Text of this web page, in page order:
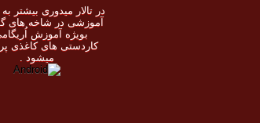
در تالار میدوری بيشتر
آموزشی در شاخه های
بویژه آموزش
کاردستی های کاغذی
ميشود .